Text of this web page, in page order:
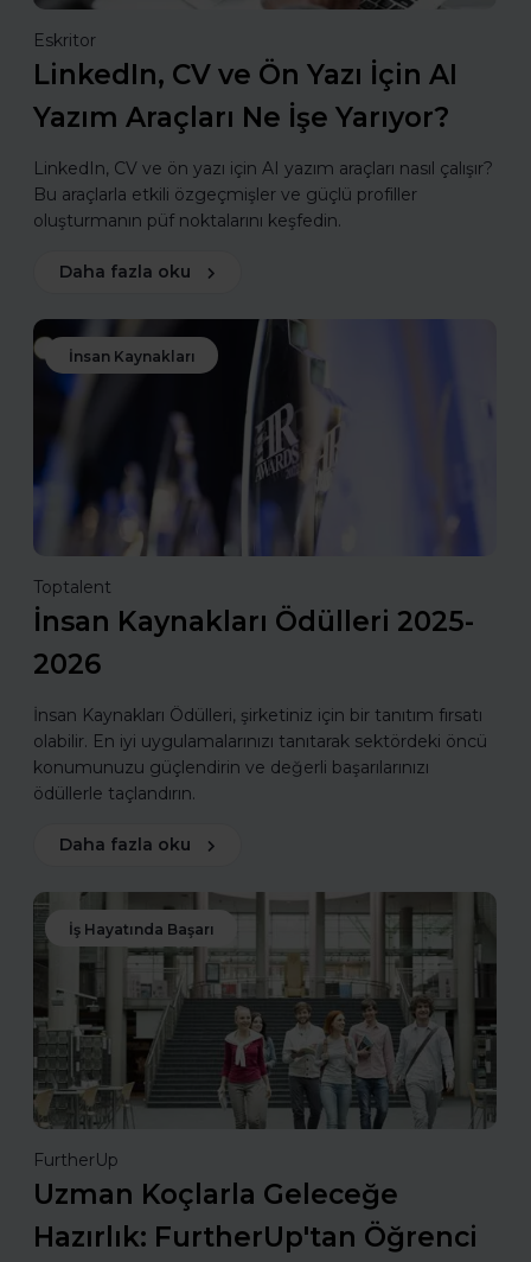
Eskritor
LinkedIn, CV ve Ön Yazı İçin AI
Yazım Araçları Ne İşe Yarıyor?
LinkedIn, CV ve ön yazı için AI yazım araçları nasıl çalışır?
Bu araçlarla etkili özgeçmişler ve güçlü profiller
oluşturmanın püf noktalarını keşfedin.
Daha fazla oku
İnsan Kaynakları
Toptalent
İnsan Kaynakları Ödülleri 2025-
2026
İnsan Kaynakları Ödülleri, şirketiniz için bir tanıtım fırsatı
olabilir. En iyi uygulamalarınızı tanıtarak sektördeki öncü
konumunuzu güçlendirin ve değerli başarılarınızı
ödüllerle taçlandırın.
Daha fazla oku
İş Hayatında Başarı
FurtherUp
Uzman Koçlarla Geleceğe
Hazırlık: FurtherUp'tan Öğrenci